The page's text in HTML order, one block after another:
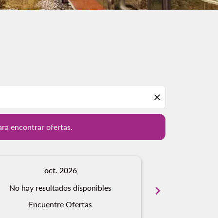
close
encontrar ofertas.
para encontrar ofertas.
oct. 2026
No hay resultados disponibles
Encuentre Ofertas
chevron_right